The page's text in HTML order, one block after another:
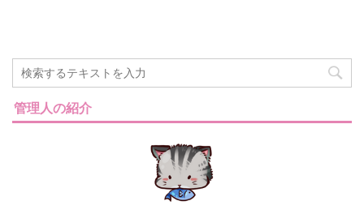
管理人の紹介